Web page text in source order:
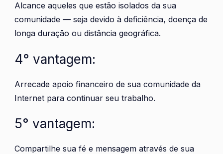
Alcance aqueles que estão isolados da sua
comunidade — seja devido à deficiência, doença de
longa duração ou distância geográfica.
4° vantagem:
Arrecade apoio financeiro de sua comunidade da
Internet para continuar seu trabalho.
5° vantagem:
Compartilhe sua fé e mensagem através de sua